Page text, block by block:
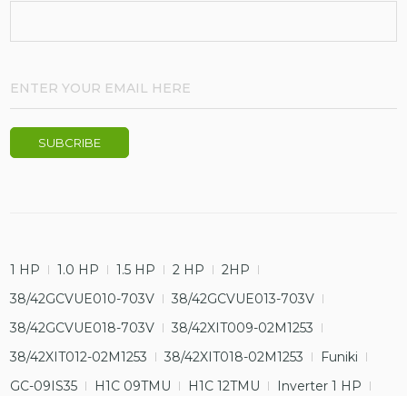
1 HP 1.0 HP 1.5 HP 2 HP
2HP
38/42GCVUE010-703V
38/42GCVUE013-703V
38/42GCVUE018-703V
38/42XIT009-02M1253
38/42XIT012-02M1253
38/42XIT018-02M1253
Funiki
GC-09IS35
H1C 09TMU H1C 12TMU
Inverter 1 HP